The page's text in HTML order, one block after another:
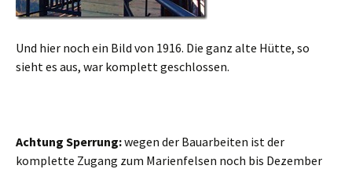
Und hier noch ein Bild von 1916. Die ganz alte Hütte, so
sieht es aus, war komplett geschlossen.
Achtung Sperrung:wegen der Bauarbeiten ist der
komplette Zugang zum Marienfelsen noch bis Dezember